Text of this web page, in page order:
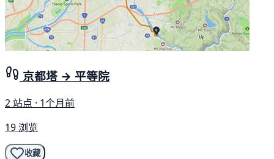
京都塔 → 平等院
2 站点 · 1个月前
19 浏览
收藏